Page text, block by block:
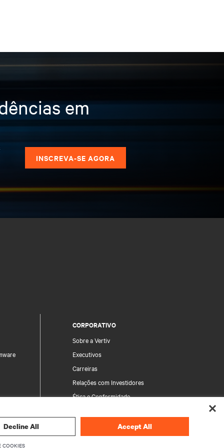
em
INSCREVA-SE AGORA
CORPORATIVO
Sobre a Vertiv
Executivos
Carreiras
Relações com Investidores
Ética e Conformidade
Código de Conduta
Suas escolhas de privacidade
Decline All Accept All
COOKIES